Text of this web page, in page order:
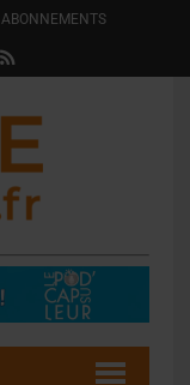
ABONNEMENTS